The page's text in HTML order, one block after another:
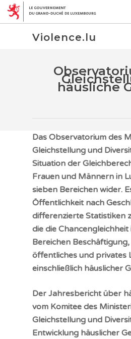
Hit enter to search or
Violence.lu
häusliche
Das Observatorium des
Gleichstellung und
Situation der
Frauen und Männern in
sieben Bereichen wider.
Öffentlichkeit nach
differenzierte Statistiken
die die Chancengleichheit
Bereichen
öffentliches und privates
einschließlich häuslicher
Der Jahresbericht über
vom Komitee des
Gleichstellung und
Entwicklung häuslicher